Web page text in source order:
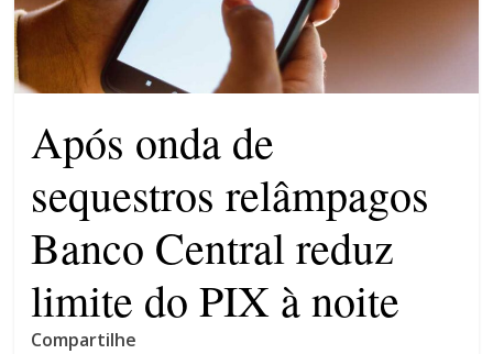
Ministro do STJ perde o cargo
por assédio sexual
Patrimônio de Neto Carletto
aumentou cerca de 5.600% em
4 anos
Após onda de
sequestros relâmpagos
Banco Central reduz
limite do PIX à noite
Compartilhe